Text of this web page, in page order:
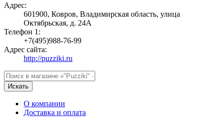
Адрес:
601900, Ковров, Владимирская область, улица
Октябрьская, д. 24А
Телефон 1:
+7(495)988-76-99
Адрес сайта:
http://puzziki.ru
Искать
О компании
Доставка и оплата